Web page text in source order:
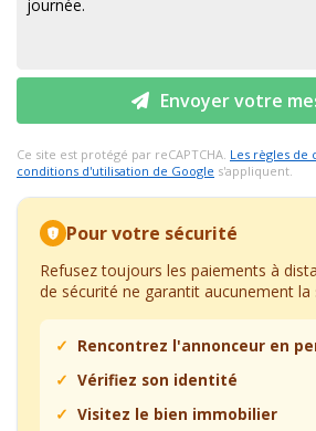
Envoyer votre
Ce site est protégé par reCAPTCHA. Les règles de
conditions d'utilisation de Google s'appliquent.
Pour votre sécurité
Refusez toujours les paiements à
de sécurité ne garantit aucunement la
Rencontrez l'annonceur en
Vérifiez son identité
Visitez le bien immobilier